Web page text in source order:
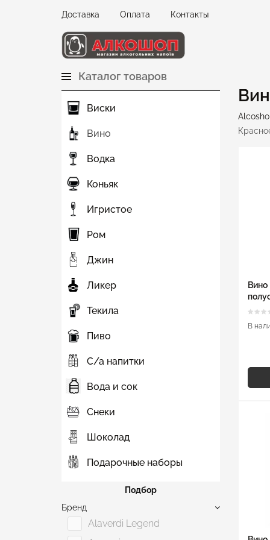
Доставка Оплата Контакты
Каталог товаров
Виски
Вино
Водка
Коньяк
Игристое
Ром
Джин
Ликер
Текила
Пиво
С/а напитки
Вода и сок
Снеки
Шоколад
Подарочные наборы
Подбор
Бренд
Alaverdi Legend
Вино
В